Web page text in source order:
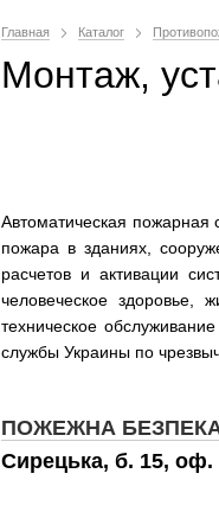
Главная Каталог
Монтаж,
Автоматическая пожарная
пожара в зданиях,
расчетов и активации
человеческое здоровье,
техническое
службы Украины по
ПОЖЕЖНА БЕЗПЕКА
Сирецька, б. 15,